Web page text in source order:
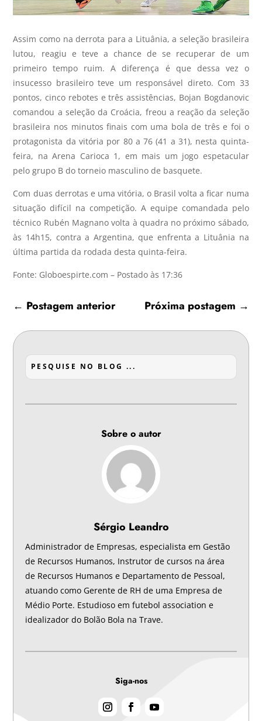
Assim como na derrota para a Lituânia, a seleção brasileira
lutou, reagiu e teve a chance de se recuperar de um
primeiro tempo ruim. A diferença é que dessa vez o
insucesso brasileiro teve um responsável direto. Com 33
pontos, cinco rebotes e três assistências, Bojan Bogdanovic
comandou a seleção da Croácia, freou a reação da seleção
brasileira nos minutos finais com uma bola de três e foi o
protagonista da vitória por 80 a 76 (41 a 31), nesta quinta-
feira, na Arena Carioca 1, em mais um jogo espetacular
pelo grupo B do torneio masculino de basquete.
Com duas derrotas e uma vitória, o Brasil volta a ficar numa
situação difícil na competição. A equipe comandada pelo
técnico Rubén Magnano volta à quadra no próximo sábado,
às 14h15, contra a Argentina, que enfrenta a Lituânia na
última partida da rodada desta quinta-feira.
Fonte: Globoespirte.com – Postado às 17:36
← Postagem anterior Próxima postagem →
Sobre o autor
Sérgio Leandro
Administrador de Empresas, especialista em Gestão
de Recursos Humanos, Instrutor de cursos na área
de Recursos Humanos e Departamento de Pessoal,
atuando como Gerente de RH de uma Empresa de
Médio Porte. Estudioso em futebol association e
idealizador do Bolão Bola na Trave.
Siga-nos